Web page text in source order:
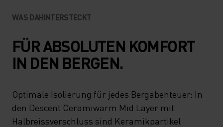
WAS DAHINTERSTECKT
FÜR ABSOLUTEN KOMFORT
IN DEN BERGEN.
Optimale Isolierung für jedes Bergabenteuer: In
den Descent Ceramiwarm Mid Layer mit
Halbreissverschluss sind Keramikpartikel